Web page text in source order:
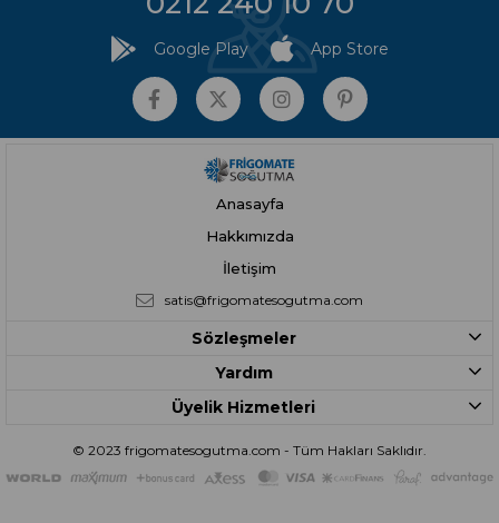
Google Play App Store
Anasayfa
Hakkımızda
İletişim
satis@frigomatesogutma.com
Sözleşmeler
Yardım
Üyelik Hizmetleri
© 2023 frigomatesogutma.com - Tüm Hakları Saklıdır.